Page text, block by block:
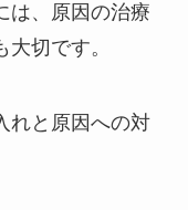
は、原因の治療
切です。
れと原因への対